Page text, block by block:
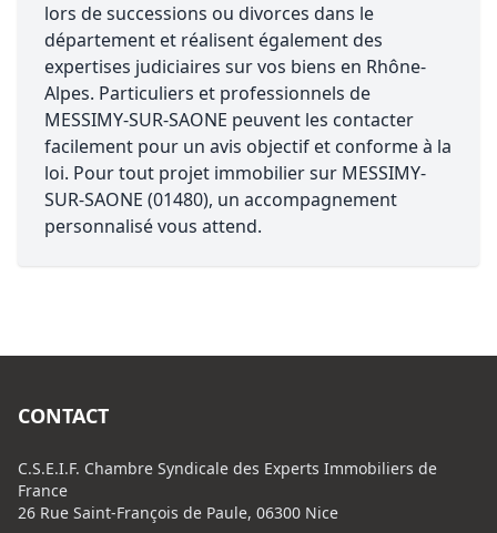
lors de successions ou divorces dans le
département et réalisent également des
expertises judiciaires sur vos biens en Rhône-
Alpes. Particuliers et professionnels de
MESSIMY-SUR-SAONE peuvent les contacter
facilement pour un avis objectif et conforme à la
loi. Pour tout projet immobilier sur MESSIMY-
SUR-SAONE (01480), un accompagnement
personnalisé vous attend.
CONTACT
C.S.E.I.F. Chambre Syndicale des Experts Immobiliers de
France
26 Rue Saint-François de Paule, 06300 Nice